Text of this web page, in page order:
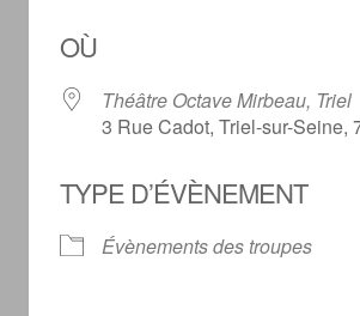
OÙ
Théâtre Octave Mirbeau, Triel
3 Rue Cadot, Triel-sur-Seine,
TYPE D’ÉVÈNEMENT
Évènements des troupes